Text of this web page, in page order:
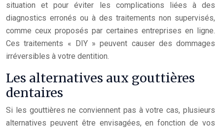
situation et pour éviter les complications liées à des
diagnostics erronés ou à des traitements non supervisés,
comme ceux proposés par certaines entreprises en ligne.
Ces traitements « DIY » peuvent causer des dommages
irréversibles à votre dentition.
Les alternatives aux gouttières
dentaires
Si les gouttières ne conviennent pas à votre cas, plusieurs
alternatives peuvent être envisagées, en fonction de vos